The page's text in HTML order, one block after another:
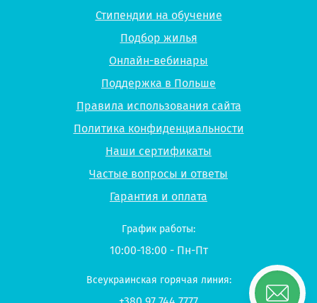
Стипендии на обучение
Подбор жилья
Онлайн-вебинары
Поддержка в Польше
Правила использования сайта
Политика конфиденциальности
Наши сертификаты
Частые вопросы и ответы
Гарантия и оплата
График работы:
10:00-18:00 - Пн-Пт
Всеукраинская горячая линия: